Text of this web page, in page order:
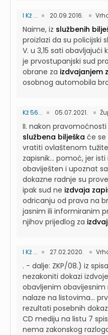
I Kž ... 20.09.2016.
Naime, iz službenih
proizlazi da su policijski
V. u 3,15 sati obavljajući
je prvostupanjski sud
obrane za izdvajanjem
osobnog automobila
Kž 56... 05.07.2021.
II. nakon
službena bilješka će se
vratiti ovlaštenom
zapisnik... pomoć, jer isti
obaviješten i upoznat
dokazne radnje su
ipak sud ne izdvaja
odricanju od prava na
jasnim ili informiranim
njihov prijedlog za
I Kž ... 27.02.2020.
. - dalje: ZKP/08.) iz
nezakoniti dokazi
obavljenim obavijesnim
nalaze na listovima...
rezultati posebnih
CD mediju na listu 7
nema zakonskog